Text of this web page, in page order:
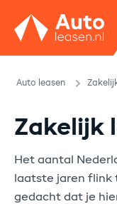
Auto leasen
Zakelijk
Het aantal
laatste jaren flink
gedacht dat je